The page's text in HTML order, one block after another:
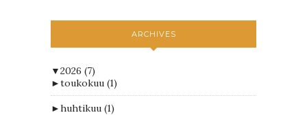
ARCHIVES
▼2026 (7)
►toukokuu (1)
►huhtikuu (1)